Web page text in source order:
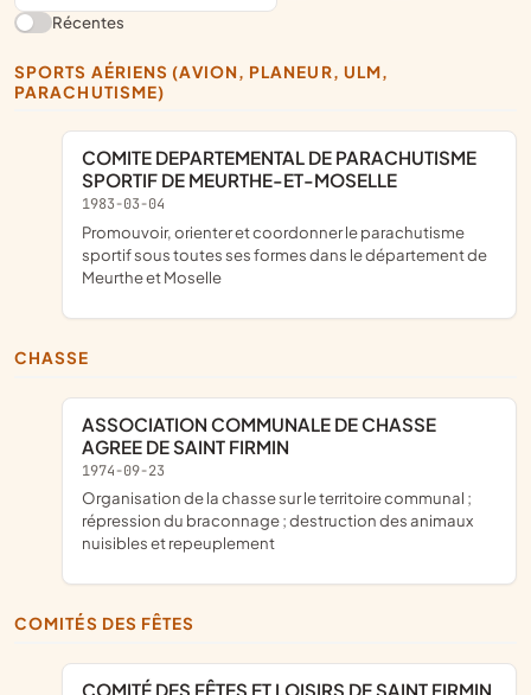
Récentes
SPORTS AÉRIENS (AVION, PLANEUR, ULM,
PARACHUTISME)
COMITE DEPARTEMENTAL DE PARACHUTISME
SPORTIF DE MEURTHE-ET-MOSELLE
1983-03-04
promouvoir, orienter et coordonner le parachutisme
sportif sous toutes ses formes dans le département de
Meurthe et Moselle
CHASSE
ASSOCIATION COMMUNALE DE CHASSE
AGREE DE SAINT FIRMIN
1974-09-23
organisation de la chasse sur le territoire communal ;
répression du braconnage ; destruction des animaux
nuisibles et repeuplement
COMITÉS DES FÊTES
COMITÉ DES FÊTES ET LOISIRS DE SAINT FIRMIN